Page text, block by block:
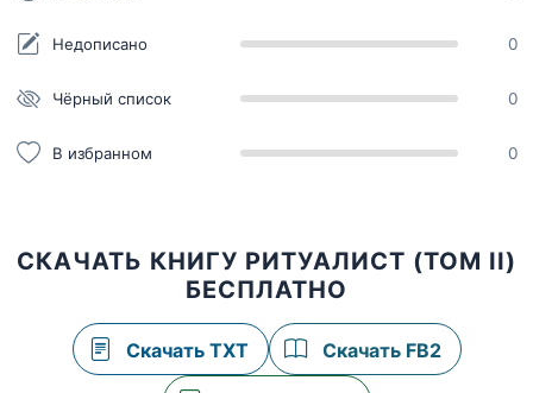
Недописано 0
Чёрный список 0
В избранном 0
СКАЧАТЬ КНИГУ РИТУАЛИСТ (ТОМ II)
БЕСПЛАТНО
Скачать TXT Скачать FB2